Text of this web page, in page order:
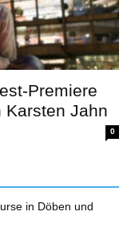
Premiere
Karsten Jahn
0
in Döben und